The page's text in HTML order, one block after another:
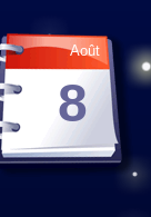
Août
8